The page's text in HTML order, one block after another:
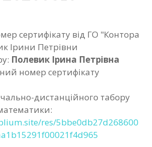
Фотозвіт
сертифікати
Контакти
сертифікату від ГО "Контора
Ірини Петрівни
Полевик Ірина Петрівна
номер сертифікату
дистанційного табору
res/5bbe0db27d268600